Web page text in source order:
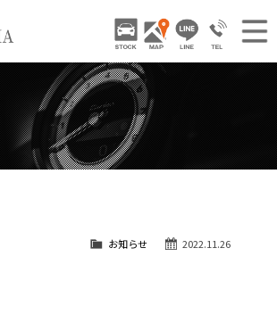
TUCグループ 南青山
STOCK ACCESS LINE 03-
NEWS INFO / ニュース
STOCK CAR LIST / 在庫車両情報
GALLERY / 販売車両ギャラリー
TRADE IN / 買取査定
2022.11.26
お知らせ